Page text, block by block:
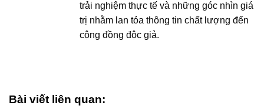
trải nghiệm thực tế và những góc nhìn giá
trị nhằm lan tỏa thông tin chất lượng đến
cộng đồng độc giả.
Bài viết liên quan: